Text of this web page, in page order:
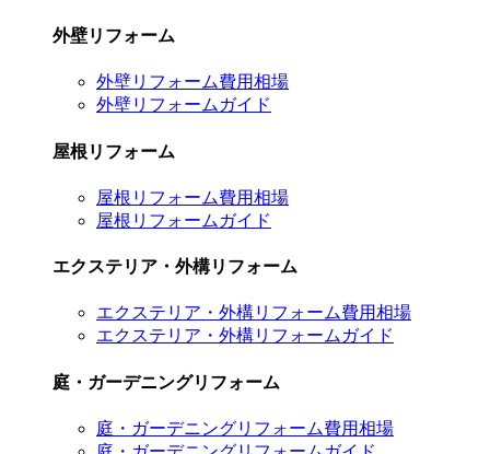
外壁リフォーム
外壁リフォーム費用相場
外壁リフォームガイド
屋根リフォーム
屋根リフォーム費用相場
屋根リフォームガイド
エクステリア・外構リフォーム
エクステリア・外構リフォーム費用相場
エクステリア・外構リフォームガイド
庭・ガーデニングリフォーム
庭・ガーデニングリフォーム費用相場